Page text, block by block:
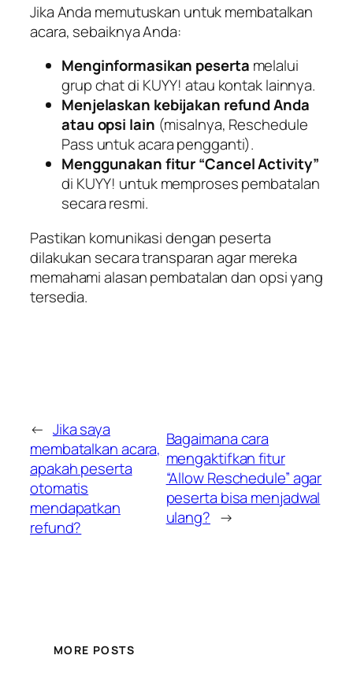
Jika Anda memutuskan untuk membatalkan
acara, sebaiknya Anda:
Menginformasikan peserta melalui
grup chat di KUYY! atau kontak lainnya.
Menjelaskan kebijakan refund Anda
atau opsi lain (misalnya, Reschedule
Pass untuk acara pengganti).
Menggunakan fitur “Cancel Activity”
di KUYY! untuk memproses pembatalan
secara resmi.
Pastikan komunikasi dengan peserta
dilakukan secara transparan agar mereka
memahami alasan pembatalan dan opsi yang
tersedia.
← Jika saya
membatalkan acara,
apakah peserta
otomatis
mendapatkan
refund?
Bagaimana cara
mengaktifkan fitur
“Allow Reschedule” agar
peserta bisa menjadwal
ulang? →
MORE POSTS